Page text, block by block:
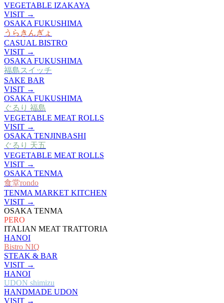
VEGETABLE IZAKAYA
VISIT →
OSAKA FUKUSHIMA
うらきんぎょ
CASUAL BISTRO
VISIT →
OSAKA FUKUSHIMA
福島スイッチ
SAKE BAR
VISIT →
OSAKA FUKUSHIMA
ぐるり 福島
VEGETABLE MEAT ROLLS
VISIT →
OSAKA TENJINBASHI
ぐるり 天五
VEGETABLE MEAT ROLLS
VISIT →
OSAKA TENMA
食堂rondo
TENMA MARKET KITCHEN
VISIT →
OSAKA TENMA
PERO
ITALIAN MEAT TRATTORIA
HANOI
Bistro NIQ
STEAK & BAR
VISIT →
HANOI
UDON shimizu
HANDMADE UDON
VISIT →